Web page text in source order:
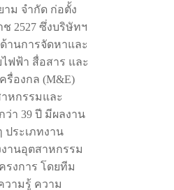
ม จำกัด ก่อตั้ง
2527 ซึ่งบริษัทฯ
านการจัดหาและ
ฟฟ้า สื่อสาร และ
รื่องกล (M&E)
หกรรมและ
า 39 ปี มีผลงาน
ประเภทงาน
านอุตสาหกรรม
รงการ โดยทีม
วามรู้ ความ